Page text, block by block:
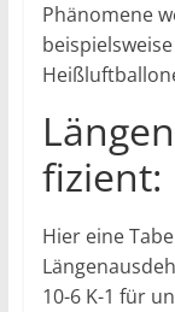
Phänomene
fizient:
Hier eine
10-6 K-1 für